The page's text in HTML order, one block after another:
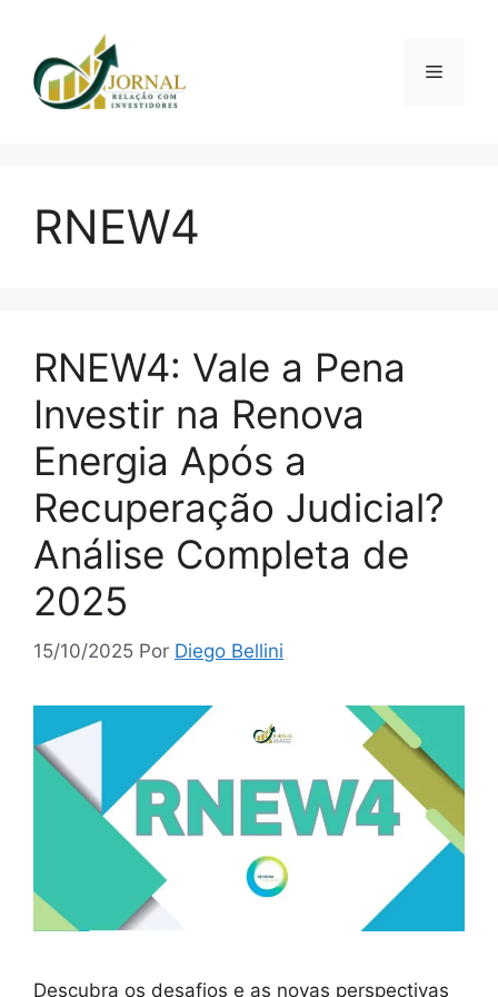
conteúdo
Menu
RNEW4
RNEW4: Vale a Pena
Investir na Renova
Energia Após a
Recuperação Judicial?
Análise Completa de
2025
15/10/2025 Por Diego Bellini
Descubra os desafios e as novas perspectivas